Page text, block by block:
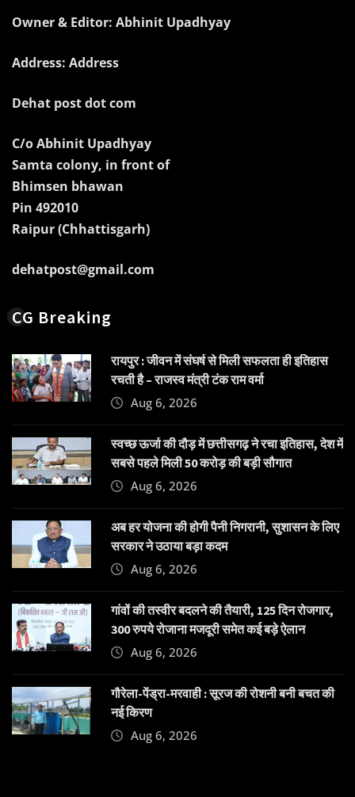
Owner & Editor: Abhinit Upadhyay
Address: Address
Dehat post dot com
C/o Abhinit Upadhyay
Samta colony, in front of
Bhimsen bhawan
Pin 492010
Raipur (Chhattisgarh)
dehatpost@gmail.com
CG Breaking
रायपुर : जीवन में संघर्ष से मिली सफलता ही इतिहास
रचती है – राजस्व मंत्री टंक राम वर्मा
Aug 6, 2026
स्वच्छ ऊर्जा की दौड़ में छत्तीसगढ़ ने रचा इतिहास, देश में
सबसे पहले मिली 50 करोड़ की बड़ी सौगात
Aug 6, 2026
अब हर योजना की होगी पैनी निगरानी, सुशासन के लिए
सरकार ने उठाया बड़ा कदम
Aug 6, 2026
गांवों की तस्वीर बदलने की तैयारी, 125 दिन रोजगार,
300 रुपये रोजाना मजदूरी समेत कई बड़े ऐलान
Aug 6, 2026
गौरेला-पेंड्रा-मरवाही : सूरज की रोशनी बनी बचत की
नई किरण
Aug 6, 2026